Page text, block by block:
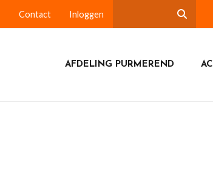
Contact Inloggen
AFDELING PURMEREND